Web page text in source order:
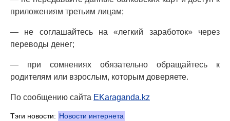
приложениям третьим лицам;
— не соглашайтесь на «легкий заработок» через
переводы денег;
— при сомнениях обязательно обращайтесь к
родителям или взрослым, которым доверяете.
По сообщению сайта EKaraganda.kz
Тэги новости: Новости интернета